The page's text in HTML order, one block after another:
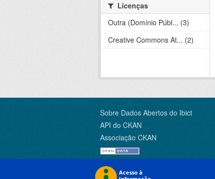
Licenças
Outra (Domínio Públ... (3)
Creative Commons At... (2)
Sobre Dados Abertos do Ibict
API do CKAN
Associação CKAN